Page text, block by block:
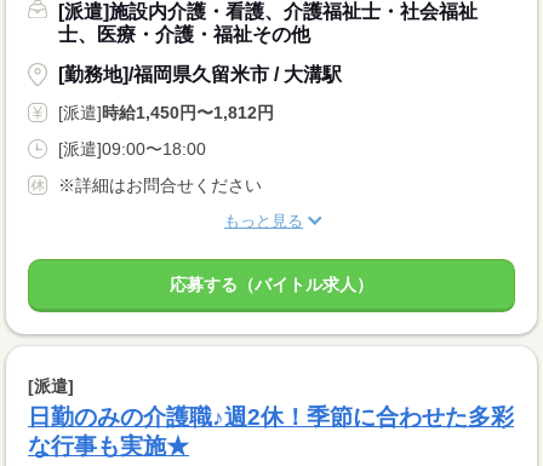
[派遣]施設内介護・看護、介護福祉士・社会福祉
士、医療・介護・福祉その他
[勤務地]/福岡県久留米市 / 大溝駅
[派遣]時給1,450円〜1,812円
[派遣]09:00〜18:00
※詳細はお問合せください
もっと見る
応募する（バイトル求人）
[派遣]
日勤のみの介護職♪週2休！季節に合わせた多彩
な行事も実施★